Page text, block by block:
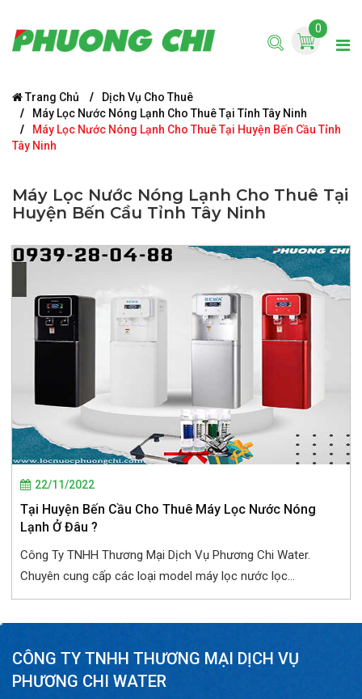
0
Trang Chủ
Dịch Vụ Cho Thuê
Máy Lọc Nước Nóng Lạnh Cho Thuê Tại Tỉnh Tây Ninh
Máy Lọc Nước Nóng Lạnh Cho Thuê Tại Huyện Bến Cầu Tỉnh
Tây Ninh
Máy Lọc Nước Nóng Lạnh Cho Thuê Tại
Huyện Bến Cầu Tỉnh Tây Ninh
22/11/2022
Tại Huyện Bến Cầu Cho Thuê Máy Lọc Nước Nóng
Lạnh Ở Đâu ?
Công Ty TNHH Thương Mại Dịch Vụ Phương Chi Water.
Chuyên cung cấp các loại model máy lọc nước lọc...
CÔNG TY TNHH THƯƠNG MẠI DỊCH VỤ
PHƯƠNG CHI WATER